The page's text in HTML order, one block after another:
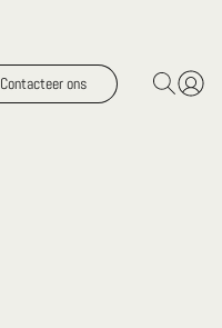
Contacteer ons